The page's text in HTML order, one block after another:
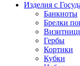
Изделия с
Банкноты
Брелки
Гербы
Кортики
Кубки